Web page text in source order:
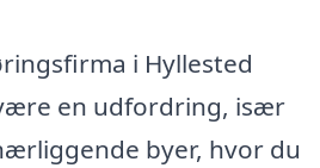
i Hyllested
en udfordring, især
byer, hvor du